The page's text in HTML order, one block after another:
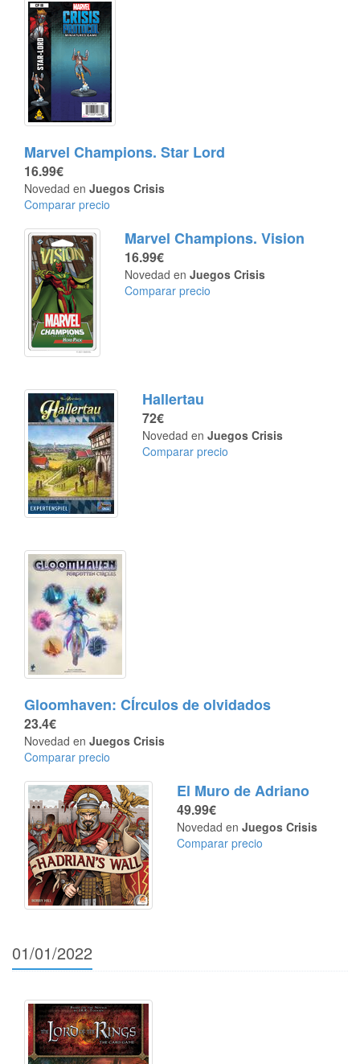
Marvel Champions. Star Lord
16.99€
Novedad en Juegos Crisis
Comparar precio
Marvel Champions. Vision
16.99€
Novedad en Juegos Crisis
Comparar precio
Hallertau
72€
Novedad en Juegos Crisis
Comparar precio
Gloomhaven: CÍrculos de olvidados
23.4€
Novedad en Juegos Crisis
Comparar precio
El Muro de Adriano
49.99€
Novedad en Juegos Crisis
Comparar precio
01/01/2022